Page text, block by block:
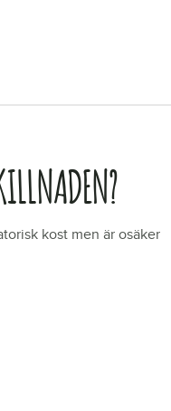
kost men är osäker